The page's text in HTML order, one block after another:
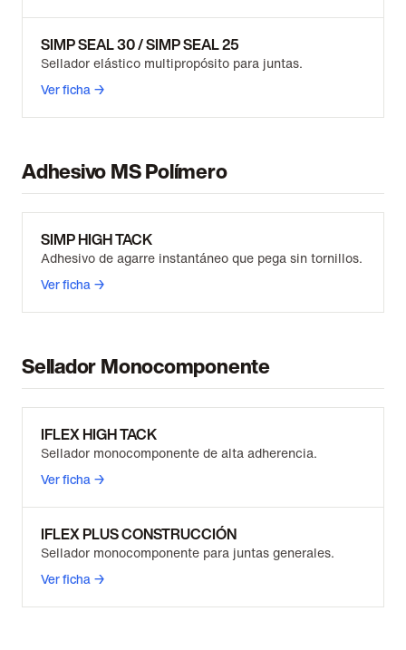
SIMP SEAL 30 / SIMP SEAL 25
Sellador elástico multipropósito para juntas.
Ver ficha →
Adhesivo MS Polímero
SIMP HIGH TACK
Adhesivo de agarre instantáneo que pega sin tornillos.
Ver ficha →
Sellador Monocomponente
IFLEX HIGH TACK
Sellador monocomponente de alta adherencia.
Ver ficha →
IFLEX PLUS CONSTRUCCIÓN
Sellador monocomponente para juntas generales.
Ver ficha →